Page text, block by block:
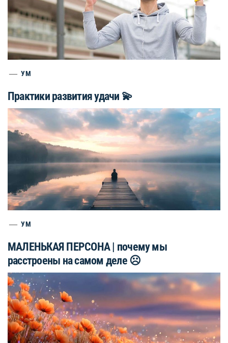
УМ
Практики развития удачи 💫
УМ
МАЛЕНЬКАЯ ПЕРСОНА | почему мы
расстроены на самом деле ☹️